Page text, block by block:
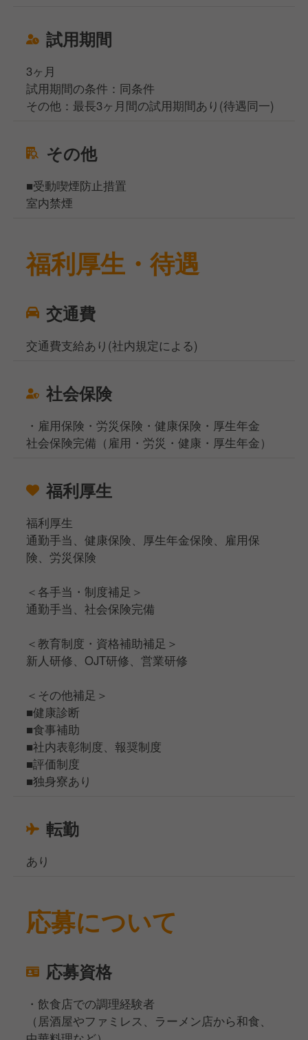
試用期間
3ヶ月
試用期間の条件：同条件
その他：最長3ヶ月間の試用期間あり(待遇同一)
その他
■受動喫煙防止措置
室内禁煙
福利厚生・待遇
交通費
交通費支給あり(社内規定による)
社会保険
・雇用保険・労災保険・健康保険・厚生年金
社会保険完備（雇用・労災・健康・厚生年金）
福利厚生
福利厚生
通勤手当、健康保険、厚生年金保険、雇用保
険、労災保険
＜各手当・制度補足＞
通勤手当、社会保険完備
＜教育制度・資格補助補足＞
新人研修、OJT研修、営業研修
＜その他補足＞
■健康診断
■食事補助
■社内表彰制度、報奨制度
■評価制度
■独身寮あり
転勤
あり
応募について
応募資格
・飲食店での調理経験者
（居酒屋やファミレス、ラーメン店から和食、